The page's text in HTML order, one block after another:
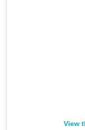
View